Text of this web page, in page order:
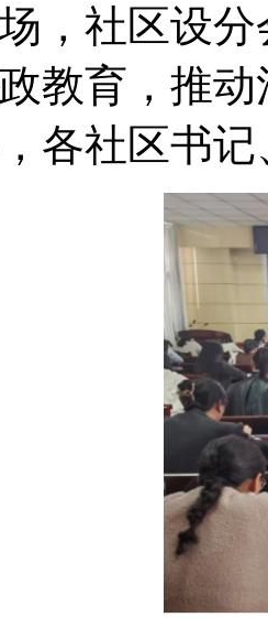
，社区设
教育，推
各社区书